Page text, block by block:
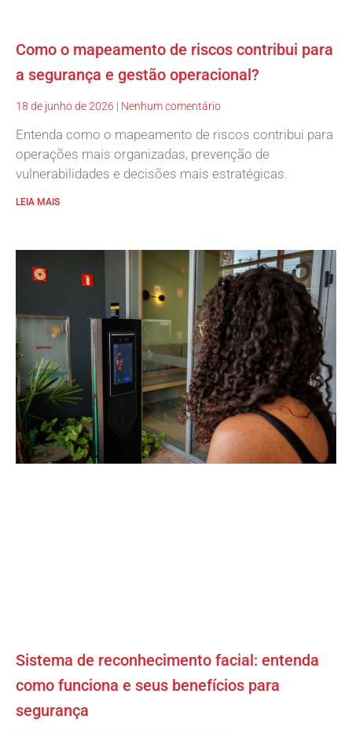
Como o mapeamento de riscos contribui para
a segurança e gestão operacional?
18 de junho de 2026 Nenhum comentário
Entenda como o mapeamento de riscos contribui para
operações mais organizadas, prevenção de
vulnerabilidades e decisões mais estratégicas.
LEIA MAIS
Sistema de reconhecimento facial: entenda
como funciona e seus benefícios para
segurança